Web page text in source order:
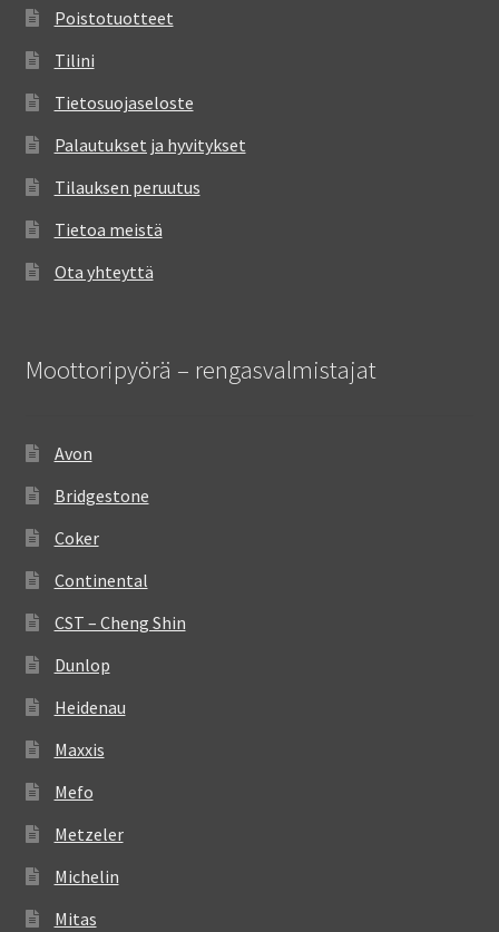
Poistotuotteet
Tilini
Tietosuojaseloste
Palautukset ja hyvitykset
Tilauksen peruutus
Tietoa meistä
Ota yhteyttä
Moottoripyörä – rengasvalmistajat
Avon
Bridgestone
Coker
Continental
CST – Cheng Shin
Dunlop
Heidenau
Maxxis
Mefo
Metzeler
Michelin
Mitas